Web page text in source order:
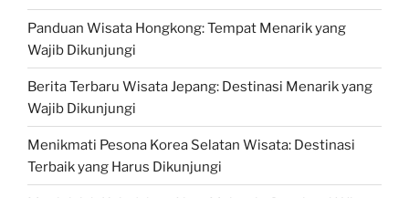
Panduan Wisata Hongkong: Tempat Menarik yang
Wajib Dikunjungi
Berita Terbaru Wisata Jepang: Destinasi Menarik yang
Wajib Dikunjungi
Menikmati Pesona Korea Selatan Wisata: Destinasi
Terbaik yang Harus Dikunjungi